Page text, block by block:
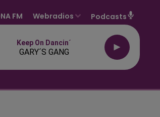
FM Webradios Podcasts
Keep On Dancin´
GARY´S GANG